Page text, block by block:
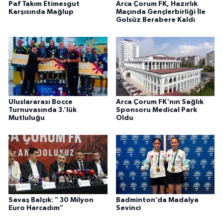
Paf Takım Etimesgut
Karşısında Mağlup
Arca Çorum FK, Hazırlık
Maçında Gençlerbirliği İle
Golsüz Berabere Kaldı
Uluslararası Bocce
Turnuvasında 3.’lük
Mutluluğu
Arca Çorum FK'nın Sağlık
Sponsoru Medical Park
Oldu
Savaş Balçık: " 30 Milyon
Euro Harcadım"
Badminton’da Madalya
Sevinci